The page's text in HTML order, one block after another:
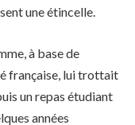
une étincelle.
à base de
française, lui trottait
un repas étudiant
années